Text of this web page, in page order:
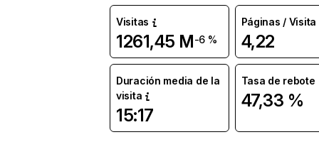
Visitas
1261,45 M-6 %
Páginas / Visita
4,22
Duración media de la
visita
15:17
Tasa de rebote
47,33 %